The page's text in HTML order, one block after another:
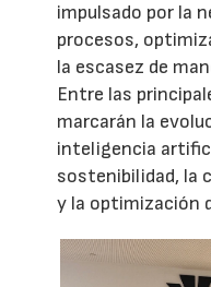
impulsado por la
procesos,
la escasez de
Entre las
marcarán la
inteligencia
sostenibilidad, la
y la optimización